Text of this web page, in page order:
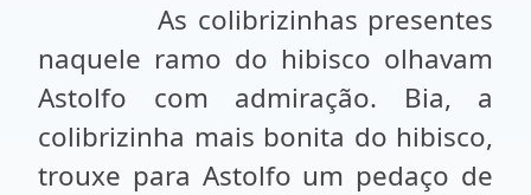
As colibrizinhas presentes
naquele ramo do hibisco olhavam
Astolfo com admiração. Bia, a
colibrizinha mais bonita do hibisco,
trouxe para Astolfo um pedaço de